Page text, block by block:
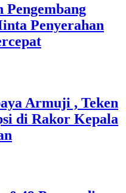
Penyerahan
Armuji , Teken
di Rakor Kepala